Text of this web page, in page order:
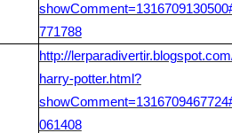
771788
http://
harry-potter.html?
061408